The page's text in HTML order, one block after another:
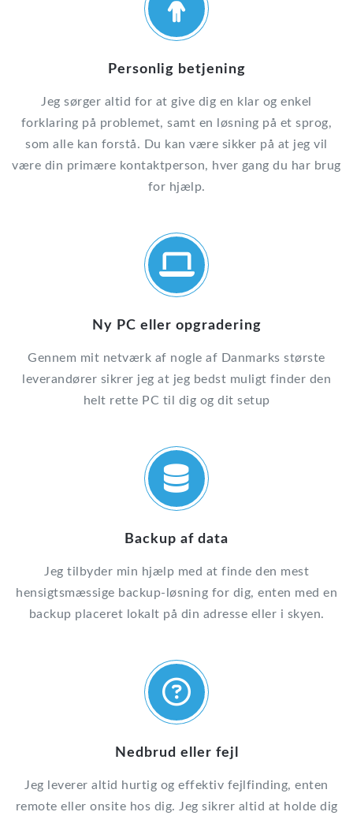
Personlig betjening
Jeg sørger altid for at give dig en klar og enkel
forklaring på problemet, samt en løsning på et sprog,
som alle kan forstå. Du kan være sikker på at jeg vil
være din primære kontaktperson, hver gang du har brug
for hjælp.
Ny PC eller opgradering
Gennem mit netværk af nogle af Danmarks største
leverandører sikrer jeg at jeg bedst muligt finder den
helt rette PC til dig og dit setup
Backup af data
Jeg tilbyder min hjælp med at finde den mest
hensigtsmæssige backup-løsning for dig, enten med en
backup placeret lokalt på din adresse eller i skyen.
Nedbrud eller fejl
Jeg leverer altid hurtig og effektiv fejlfinding, enten
remote eller onsite hos dig. Jeg sikrer altid at holde dig